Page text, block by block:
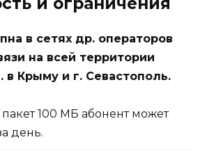
в сетях др. операторов
на всей территории
в Крыму и г. Севастополь.
100 МБ абонент может
день.